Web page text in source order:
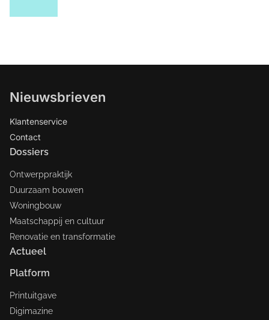
Nieuwsbrieven
Klantenservice
Contact
Dossiers
Ontwerppraktijk
Duurzaam bouwen
Woningbouw
Maatschappij en cultuur
Renovatie en transformatie
Actueel
Platform
Printuitgave
Digimazine